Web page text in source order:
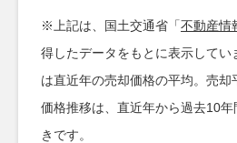
※上記は、国土交通省「不動産情
得したデータをもとに表示してい
は直近年の売却価格の平均。売却
価格推移は、直近年から過去10
きです。